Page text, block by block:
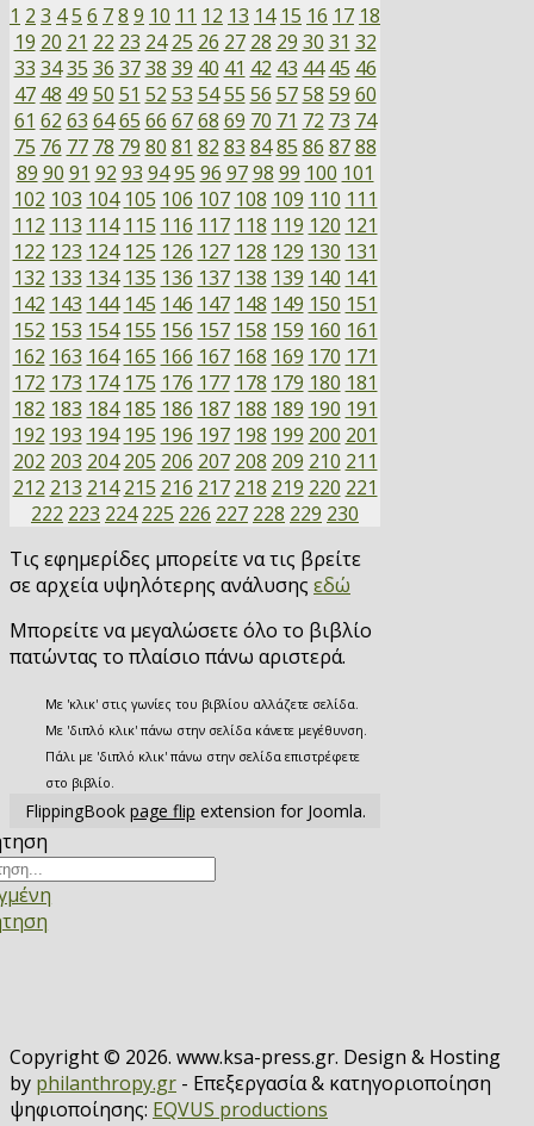
1 2 3 45 6 78 9 10 11 12 13 14 15 16 17 18
19 20 21 22 23 24 25 26 27 28 29 30 31 32
33 34 35 36 37 38 39 40 41 42 43 44 45 46
47 48 49 50 51 52 53 54 55 56 57 58 59 60
61 62 63 64 65 66 67 68 69 70 71 72 73 74
75 76 77 78 79 80 81 82 83 84 85 86 87 88
89 90 91 92 93 94 95 96 97 98 99 100 101
102 103 104 105 106 107 108 109 110 111
112 113 114 115 116 117 118 119 120 121
122 123 124 125 126 127 128 129 130 131
132 133 134 135 136 137 138 139 140 141
142 143 144 145 146 147 148 149 150 151
152 153 154 155 156 157 158 159 160 161
162 163 164 165 166 167 168 169 170 171
172 173 174 175 176 177 178 179 180 181
182 183 184 185 186 187 188 189 190 191
192 193 194 195 196 197 198 199 200 201
202 203 204 205 206 207 208 209 210 211
212 213 214 215 216 217 218 219 220 221
222 223 224 225 226 227 228 229 230
Τις εφημερίδες μπορείτε να τις βρείτε
σε αρχεία υψηλότερης ανάλυσης εδώ
Μπορείτε να μεγαλώσετε όλο το βιβλίο
πατώντας το πλαίσιο πάνω αριστερά.
Με 'κλικ' στις γωνίες του βιβλίου αλλάζετε σελίδα.
Με 'διπλό κλικ' πάνω στην σελίδα κάνετε μεγέθυνση.
Πάλι με 'διπλό κλικ' πάνω στην σελίδα επιστρέφετε
στο βιβλίο.
FlippingBook page flip extension for Joomla.
Copyright © 2026. www.ksa-press.gr. Design & Hosting
by philanthropy.gr - Επεξεργασία & κατηγοριοποίηση
ψηφιοποίησης: EQVUS productions